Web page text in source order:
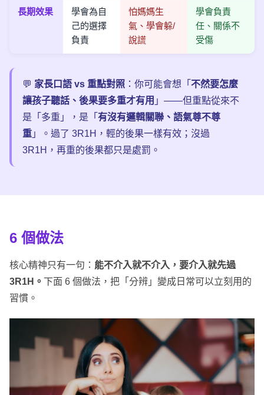
長期效果
學會為自
己的選擇
負責
怕媽媽生
氣、學會躲/
說謊
學會負責
任、關係不
受傷
💬 家長口語 vs 重點對照 ：你可能會想「 不然要怎麼
讓孩子聽話、後果要多重才有用 」——但重點從來不
是「多重」，是「 有沒有邏輯關聯、語氣尊不尊
重 」。過了 3R1H，輕的後果一樣有效；沒過
3R1H，再重的後果都只是處罰。
6 個做法
核心精神只有一句： 能不介入就不介入，要介入就先過
3R1H。 下面 6 個做法，把「分辨」變成日常可以立刻用的
習慣。